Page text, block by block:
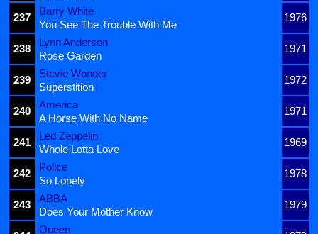
237
Barry White
1976
You See The Trouble With Me
238
Lynn Anderson
1971
Rose Garden
239
Stevie Wonder
1972
Superstition
240
America
1971
A Horse With No Name
241
Led Zeppelin
1969
Whole Lotta Love
242
Police
1978
So Lonely
243
ABBA
1979
Does Your Mother Know
Queen